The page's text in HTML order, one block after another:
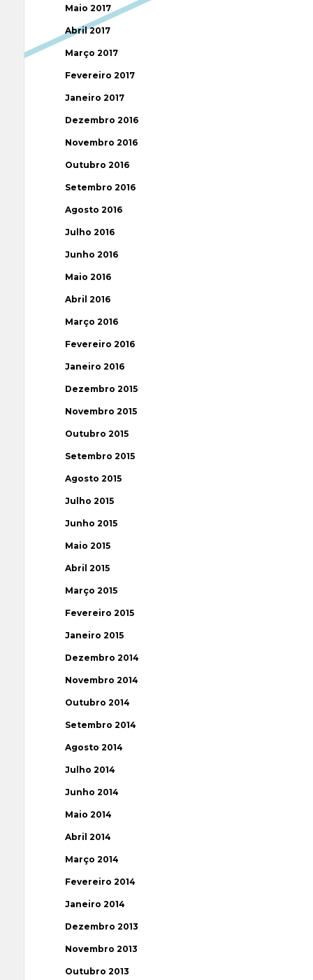
Maio 2017
Abril 2017
Março 2017
Fevereiro 2017
Janeiro 2017
Dezembro 2016
Novembro 2016
Outubro 2016
Setembro 2016
Agosto 2016
Julho 2016
Junho 2016
Maio 2016
Abril 2016
Março 2016
Fevereiro 2016
Janeiro 2016
Dezembro 2015
Novembro 2015
Outubro 2015
Setembro 2015
Agosto 2015
Julho 2015
Junho 2015
Maio 2015
Abril 2015
Março 2015
Fevereiro 2015
Janeiro 2015
Dezembro 2014
Novembro 2014
Outubro 2014
Setembro 2014
Agosto 2014
Julho 2014
Junho 2014
Maio 2014
Abril 2014
Março 2014
Fevereiro 2014
Janeiro 2014
Dezembro 2013
Novembro 2013
Outubro 2013